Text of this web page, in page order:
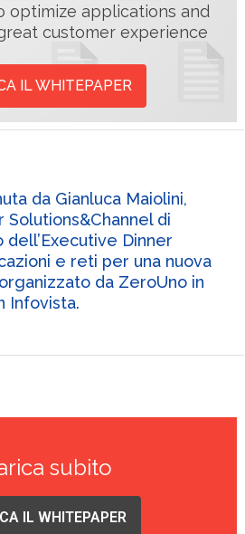
optimize applications and
customer experience
IL WHITEPAPER
da Gianluca Maiolini,
di
dell’Executive Dinner
e reti per una nuova
da ZeroUno in
Infovista.
subito
IL WHITEPAPER